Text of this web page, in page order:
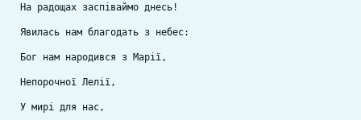
На радощах заспіваймо днесь!
Явилась нам благодать з небес:
Бог нам народився з Марії,
Непорочної Лелії,
У мирі для нас,